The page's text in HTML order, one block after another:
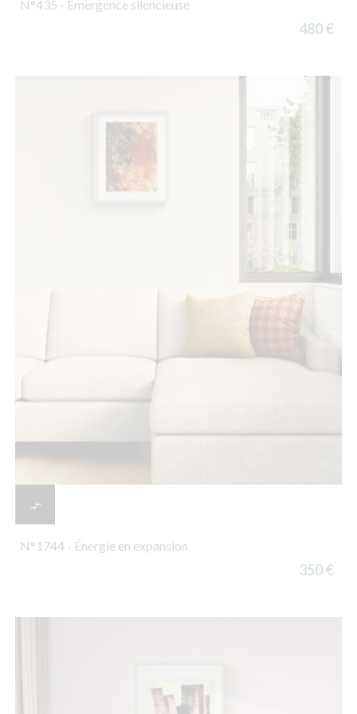
N°435 - Émergence silencieuse
480 €

N°1744 - Énergie en expansion
350 €